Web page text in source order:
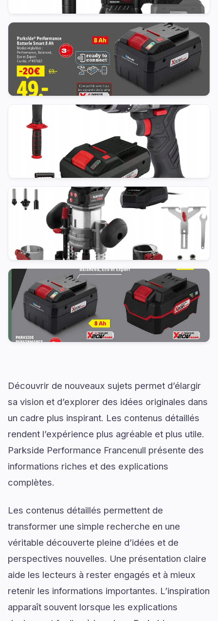
Découvrir de nouveaux sujets permet d’élargir
sa vision et d’explorer des idées originales dans
un cadre plus inspirant. Les contenus détaillés
rendent l’expérience plus agréable et plus utile.
Parkside Performance Francenull présente des
informations riches et des explications
complètes.
Les contenus détaillés permettent de
transformer une simple recherche en une
véritable découverte pleine d’idées et de
perspectives nouvelles. Une présentation claire
aide les lecteurs à rester engagés et à mieux
retenir les informations importantes. L’inspiration
apparaît souvent lorsque les explications